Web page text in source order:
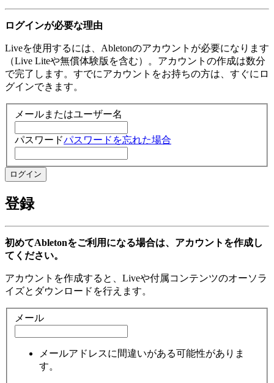
ログインが必要な理由
Liveを使用するには、Abletonのアカウントが必要になります
（Live Liteや無償体験版を含む）。アカウントの作成は数分
で完了します。すでにアカウントをお持ちの方は、すぐにロ
グインできます。
メールまたはユーザー名
パスワードパスワードを忘れた場合
登録
初めてAbletonをご利用になる場合は、アカウントを作成し
てください。
アカウントを作成すると、Liveや付属コンテンツのオーソラ
イズとダウンロードを行えます。
メール
メールアドレスに間違いがある可能性がありま
す。